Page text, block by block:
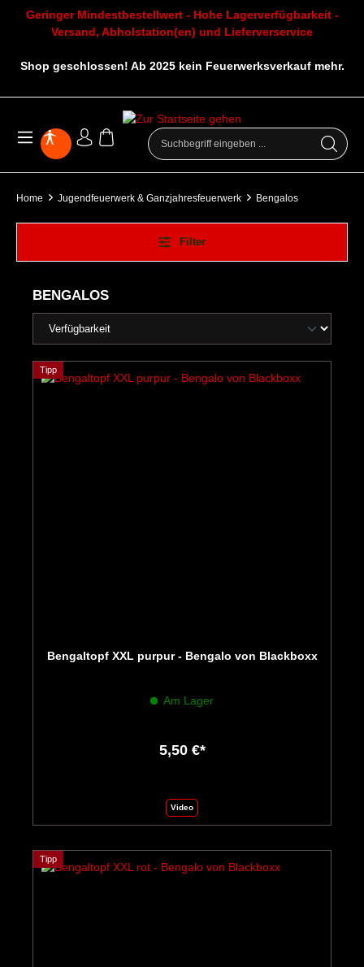
Geringer Mindestbestellwert - Hohe Lagerverfügbarkeit -
Versand, Abholstation(en) und Lieferverservice
Shop geschlossen! Ab 2025 kein Feuerwerksverkauf mehr.
Home Jugendfeuerwerk & Ganzjahresfeuerwerk Bengalos
Filter
BENGALOS
Tipp
Bengaltopf XXL purpur - Bengalo von Blackboxx
Am Lager
5,50 €*
Video
Tipp